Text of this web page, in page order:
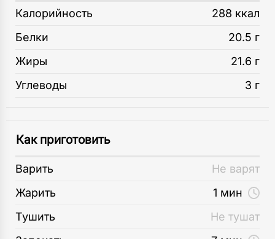
Калорийность
288 ккал
Белки
20.5 г
Жиры
21.6 г
Углеводы
3 г
Как приготовить
Варить
Не варят
Жарить
1 мин
Тушить
Не тушат